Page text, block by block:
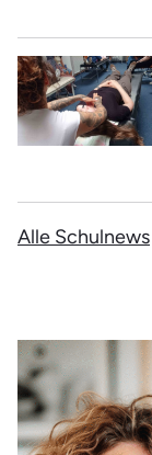
Alle Schulnews